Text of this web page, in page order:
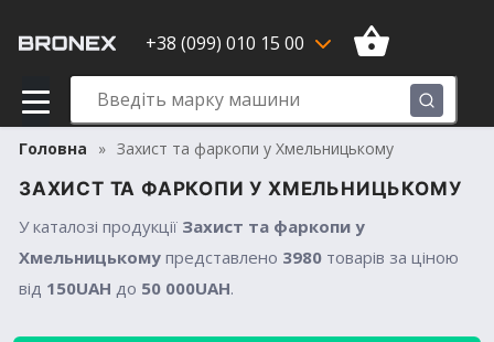
+38 (099) 010 15 00
Головна Захист та фаркопи у Хмельницькому
ЗАХИСТ ТА ФАРКОПИ У ХМЕЛЬНИЦЬКОМУ
У каталозі продукції Захист та фаркопи у
Хмельницькому представлено 3980 товарів за ціною
від 150UAH до 50 000UAH.